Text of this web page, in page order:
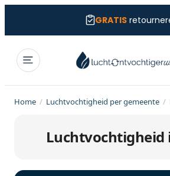
GRATIS
Home / Luchtvochtigheid per gemeente /
Luchtvochtigheid